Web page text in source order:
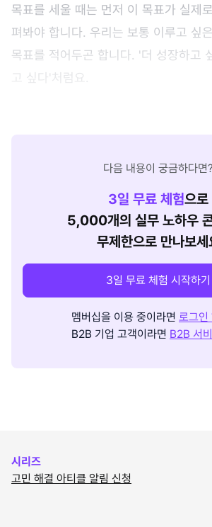
목표를 세울 때는 먼저 이 목표가 실제
펴봐야 합니다. 우리는 보통 이루고 싶
목표를 적어두곤 합니다. '더 성장하고
고 싶다'처럼요.
다음 내용이 궁금하다면?
3일 무료 체험으로
5,000개의 실무 노하우
무제한으로 만나보세
3일 무료 체험 시작하기
멤버십을 이용 중이라면 로그인
B2B 기업 고객이라면 B2B 서
시리즈
고민 해결 아티클 알림 신청